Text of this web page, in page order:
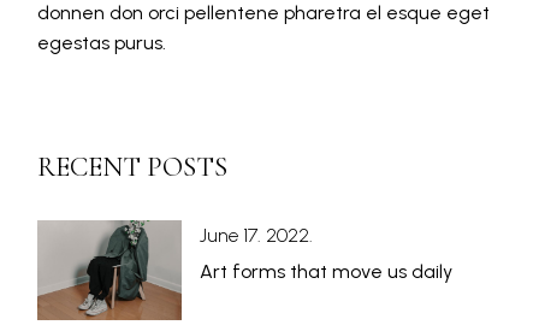
donnen don orci pellentene pharetra el esque eget
egestas purus.
RECENT POSTS
June 17. 2022.
Art forms that move us daily